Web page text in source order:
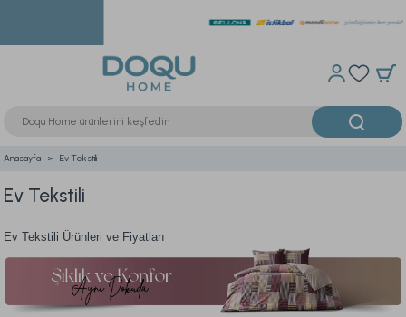
Anasayfa Ev Tekstili
Ev Tekstili
Ev Tekstili Ürünleri ve Fiyatları